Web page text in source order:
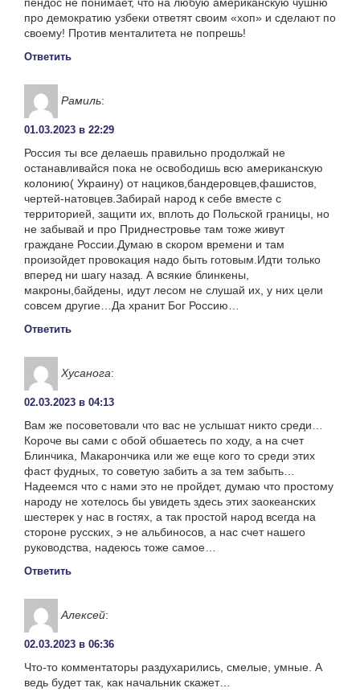
пендос не понимает, что на любую американскую чушню
про демократию узбеки ответят своим «хоп» и сделают по
своему! Против менталитета не попрешь!
Ответить
Рамиль:
01.03.2023 в 22:29
Россия ты все делаешь правильно продолжай не
останавливайся пока не освободишь всю американскую
колонию( Украину) от нациков,бандеровцев,фашистов,
чертей-натовцев.Забирай народ к себе вместе с
территорией, защити их, вплоть до Польской границы, но
не забывай и про Приднестровье там тоже живут
граждане России.Думаю в скором времени и там
произойдет провокация надо быть готовым.Идти только
вперед ни шагу назад. А всякие блинкены,
макроны,байдены, идут лесом не слушай их, у них цели
совсем другие…Да хранит Бог Россию…
Ответить
Хусанога:
02.03.2023 в 04:13
Вам же посоветовали что вас не услышат никто среди…
Короче вы сами с обой обшаетесь по ходу, а на счет
Блинчика, Макарончика или же еще кого то среди этих
фаст фудных, то советую забить а за тем забыть…
Надеемся что с нами это не пройдет, думаю что простому
народу не хотелось бы увидеть здесь этих заокеанских
шестерек у нас в гостях, а так простой народ всегда на
стороне русских, э не альбиносов, а нас счет нашего
руководства, надеюсь тоже самое…
Ответить
Алексей:
02.03.2023 в 06:36
Что-то комментаторы раздухарились, смелые, умные. А
ведь будет так, как начальник скажет…